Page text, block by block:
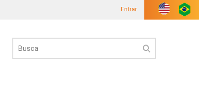
Entrar